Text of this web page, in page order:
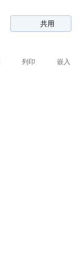
共用
列印 嵌入